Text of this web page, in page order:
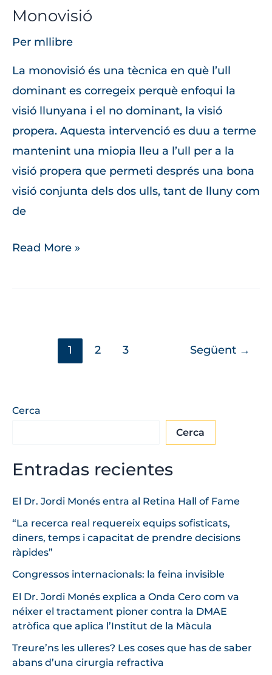
Monovisió
Per mllibre
La monovisió és una tècnica en què l’ull
dominant es corregeix perquè enfoqui la
visió llunyana i el no dominant, la visió
propera. Aquesta intervenció es duu a terme
mantenint una miopia lleu a l’ull per a la
visió propera que permeti després una bona
visió conjunta dels dos ulls, tant de lluny com
de
Read More »
1 2 3 Següent →
Cerca
Cerca
Entradas recientes
El Dr. Jordi Monés entra al Retina Hall of Fame
“La recerca real requereix equips sofisticats,
diners, temps i capacitat de prendre decisions
ràpides”
Congressos internacionals: la feina invisible
El Dr. Jordi Monés explica a Onda Cero com va
néixer el tractament pioner contra la DMAE
atròfica que aplica l’Institut de la Màcula
Treure’ns les ulleres? Les coses que has de saber
abans d’una cirurgia refractiva